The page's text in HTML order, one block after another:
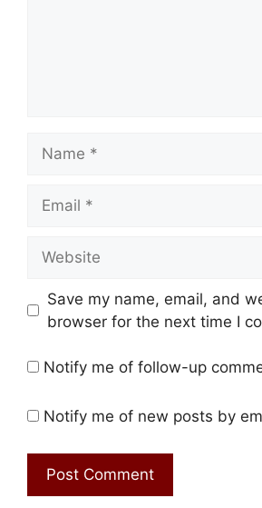
Save my name, email, and
browser for the next time I
Notify me of follow-up
Notify me of new posts by